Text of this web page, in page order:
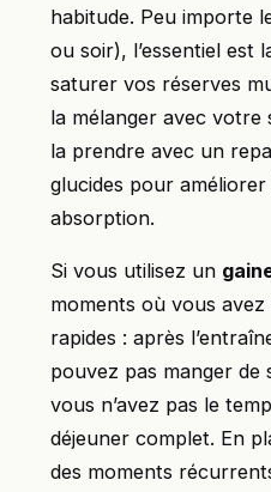
habitude. Peu importe
ou soir), l’essentiel est
saturer vos réserves
la mélanger avec votre
la prendre avec un
glucides pour
absorption.
Si vous utilisez un
moments où vous avez
rapides : après
pouvez pas manger de
vous n’avez pas le
déjeuner complet. En
des moments